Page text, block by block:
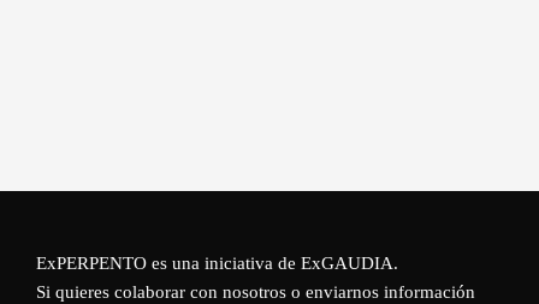
ExPERPENTO es una iniciativa de ExGAUDIA.
Si quieres colaborar con nosotros o enviarnos información